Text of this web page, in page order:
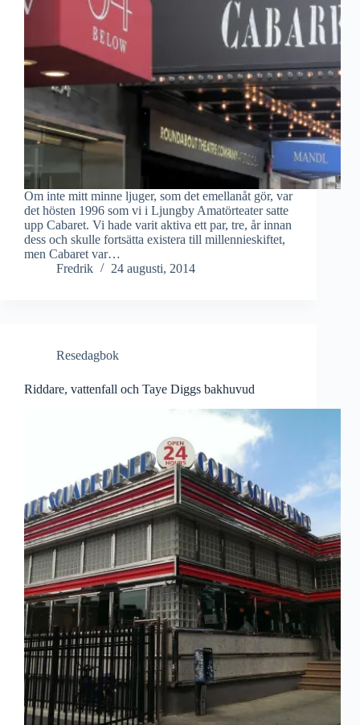
Om inte mitt minne ljuger, som det emellanåt gör, var
det hösten 1996 som vi i Ljungby Amatörteater satte
upp Cabaret. Vi hade varit aktiva ett par, tre, år innan
dess och skulle fortsätta existera till millennieskiftet,
men Cabaret var…
Fredrik
24 augusti, 2014
Resedagbok
Riddare, vattenfall och Taye Diggs bakhuvud